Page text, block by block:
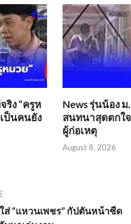
ริง “ครูห
ป็นคนยัง
News รุ่นน้อง ม
สนทนาสุดตกใ
ผู้ก่อเหตุ
August 8, 2026
ส่ “แหวนเพชร” กัปตันหน้าซีด